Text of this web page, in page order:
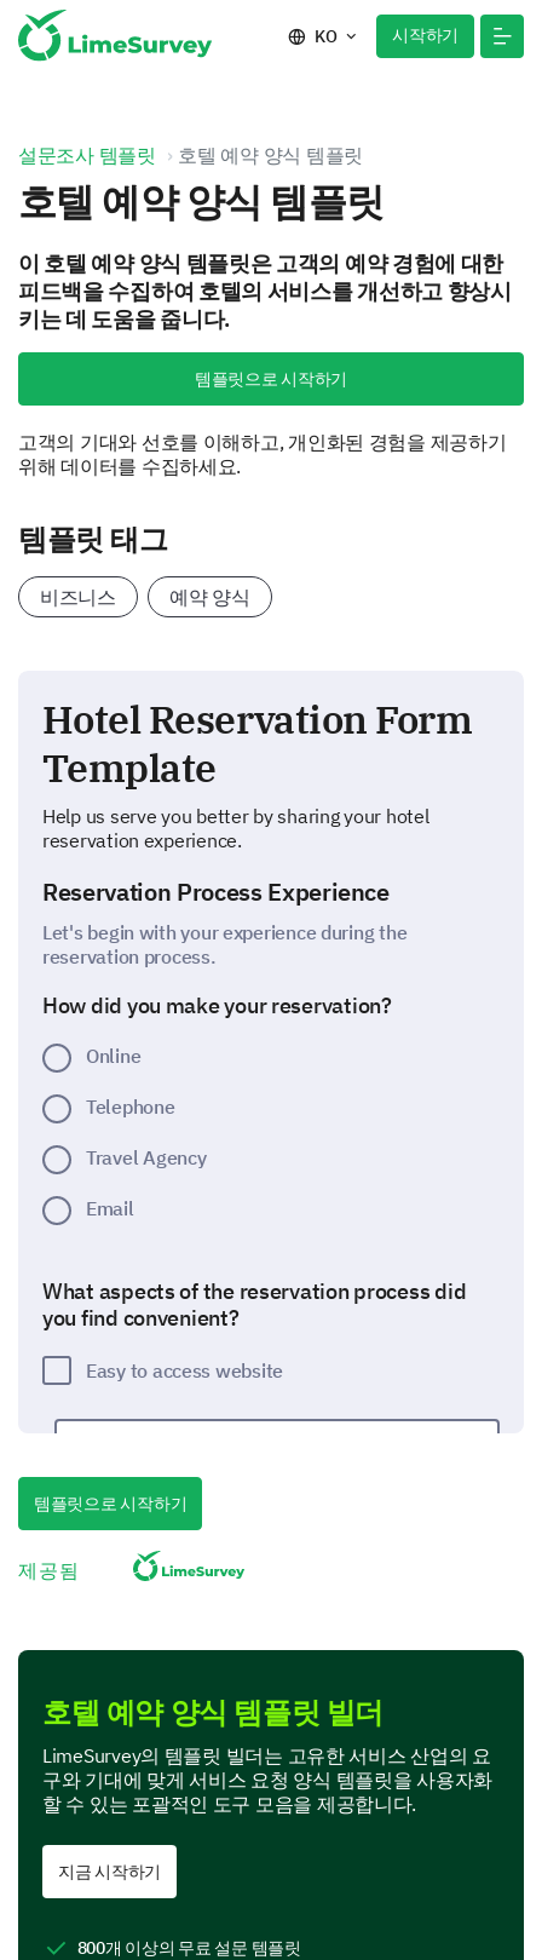
KO 시작하기
설문조사 템플릿 호텔 예약 양식 템플릿
호텔 예약 양식 템플릿
이 호텔 예약 양식 템플릿은 고객의 예약 경험에 대한
피드백을 수집하여 호텔의 서비스를 개선하고 향상시
키는 데 도움을 줍니다.
템플릿으로 시작하기
고객의 기대와 선호를 이해하고, 개인화된 경험을 제공하기
위해 데이터를 수집하세요.
템플릿 태그
비즈니스 예약 양식
Hotel Reservation Form
Template
Help us serve you better by sharing your hotel
reservation experience.
Reservation Process Experience
Let's begin with your experience during the
reservation process.
How did you make your reservation?
Online
Telephone
Travel Agency
Email
What aspects of the reservation process did
you find convenient?
Easy to access website
Friendly phone service
Comprehensive information
템플릿으로 시작하기
제공됨
호텔 예약 양식 템플릿 빌더
LimeSurvey의 템플릿 빌더는 고유한 서비스 산업의 요
구와 기대에 맞게 서비스 요청 양식 템플릿을 사용자화
할 수 있는 포괄적인 도구 모음을 제공합니다.
지금 시작하기
800개 이상의 무료 설문 템플릿